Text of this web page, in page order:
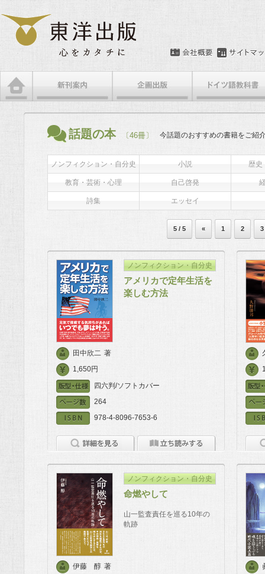
話題の本 〔46冊〕 今話題のおすすめの書籍をご紹
ノンフィクション・自分史 小説 歴史
教育・芸術・心理 自己啓発
詩集 エッセイ
5 / 5 « 1 2 3
ノンフィクション・自分史
アメリカで定年生活を
楽しむ方法
田中欣二 著
1,650円
四六判/ソフトカバー
264
978-4-8096-7653-6
ノンフィクション・自分史
命燃やして
山一監査責任を巡る10年の
軌跡
伊藤 醇 著